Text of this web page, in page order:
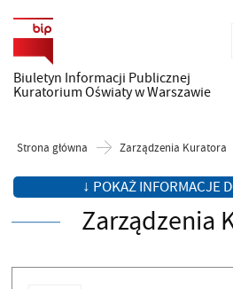
Biuletyn Informacji Publicznej
Kuratorium Oświaty w Warszawie
Strona główna Zarządzenia Kuratora
↓ POKAŻ INFORMACJE
Zarządzenia